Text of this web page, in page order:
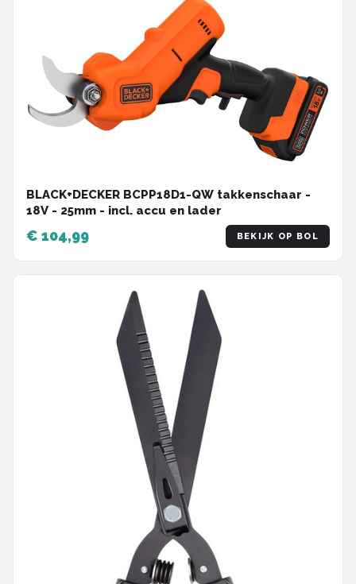
BLACK+DECKER BCPP18D1-QW takkenschaar -
18V - 25mm - incl. accu en lader
€ 104,99 BEKIJK OP BOL